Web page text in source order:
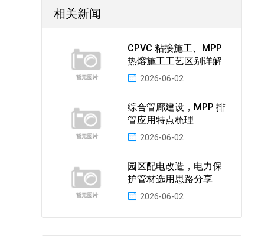
相关新闻
CPVC 粘接施工、MPP
热熔施工工艺区别详解
2026-06-02
综合管廊建设，MPP 排
管应用特点梳理
2026-06-02
园区配电改造，电力保
护管材选用思路分享
2026-06-02